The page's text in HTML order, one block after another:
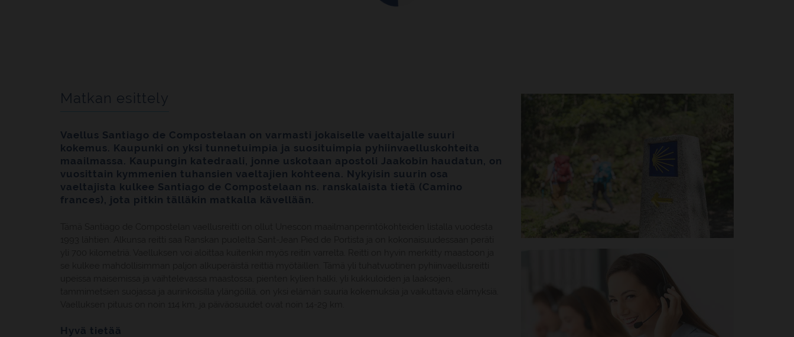
Matkan esittely
Vaellus Santiago de Compostelaan on varmasti jokaiselle vaeltajalle suuri
kokemus. Kaupunki on yksi tunnetuimpia ja suosituimpia pyhiinvaelluskohteita
maailmassa. Kaupungin katedraali, jonne uskotaan apostoli Jaakobin haudatun, on
vuosittain kymmenien tuhansien vaeltajien kohteena. Nykyisin suurin osa
vaeltajista kulkee Santiago de Compostelaan ns. ranskalaista tietä (Camino
frances), jota pitkin tälläkin matkalla kävellään.
Hyvä tietää